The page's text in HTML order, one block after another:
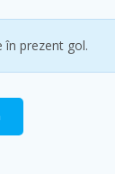
în prezent gol.